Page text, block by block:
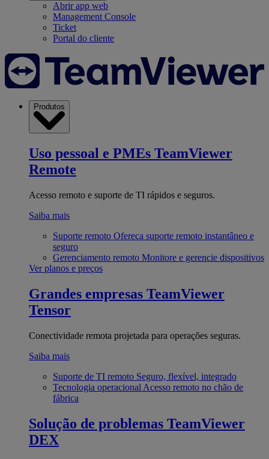
Abrir app web
Management Console
Ticket
Portal do cliente
Produtos
Uso pessoal e PMEs TeamViewer
Remote
Acesso remoto e suporte de TI rápidos e seguros.
Saiba mais
Suporte remoto Ofereça suporte remoto instantâneo e
seguro
Gerenciamento remoto Monitore e gerencie dispositivos
Ver planos e preços
Grandes empresas TeamViewer
Tensor
Conectividade remota projetada para operações seguras.
Saiba mais
Suporte de TI remoto Seguro, flexível, integrado
Tecnologia operacional Acesso remoto no chão de
fábrica
Solução de problemas TeamViewer
DEX